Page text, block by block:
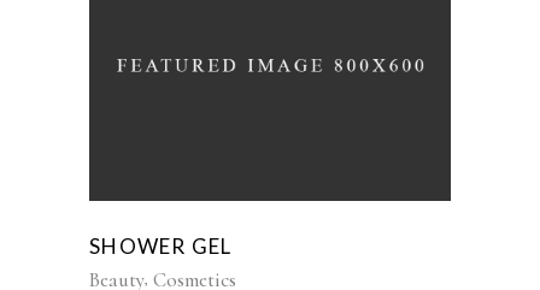
SHOWER GEL
Beauty Cosmetics